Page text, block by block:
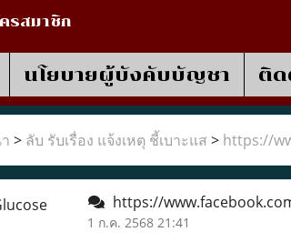
รสมาชิก
นโยบายผู้บังคับบัญชา ติด
> ลับ รับเรื่อง แจ้งเหตุ ชี้เบาะแส > https://
https://
1 ก.ค. 2568 21:41